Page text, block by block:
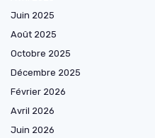
Juin 2025
Août 2025
Octobre 2025
Décembre 2025
Février 2026
Avril 2026
Juin 2026